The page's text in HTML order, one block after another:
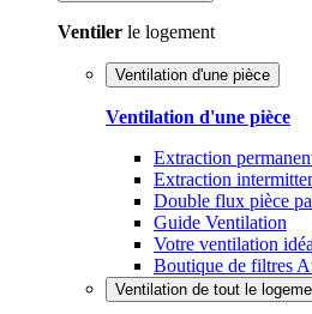
Ventiler le logement
Ventilation d'une pièce
Ventilation d'une pièce
Extraction
Extraction
Double flux pièce
Guide Ventilation
Votre ventilation
Boutique de filtres
Ventilation de tout le